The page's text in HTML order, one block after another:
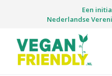
Een
Nederlandse